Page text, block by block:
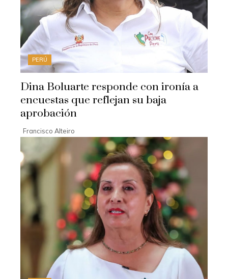
PERÚ
Dina Boluarte responde con ironía a
encuestas que reflejan su baja
aprobación
Francisco Alteiro